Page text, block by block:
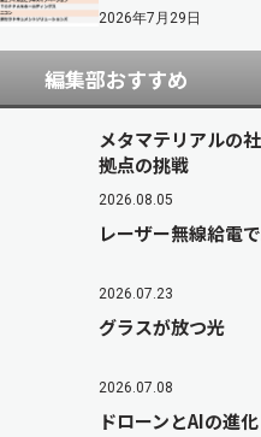
2026年7月29日
編集部おすすめ
メタマテリアルの
拠点の挑戦
2026.08.05
レーザー無線給電
2026.07.23
グラスが放つ光
2026.07.08
ドローンとAIの進